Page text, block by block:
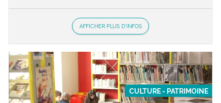
AFFICHER PLUS D'INFOS
CULTURE - PATRIMOINE